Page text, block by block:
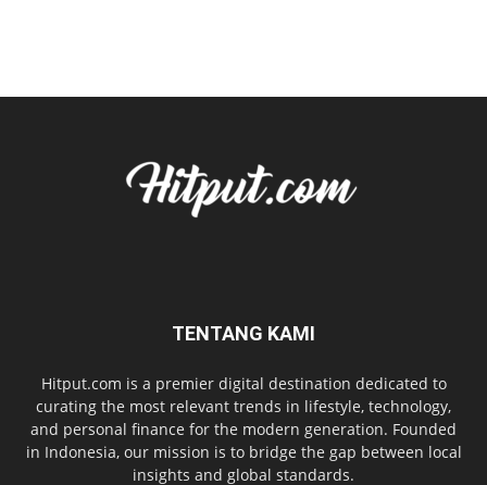
TENTANG KAMI
Hitput.com is a premier digital destination dedicated to
curating the most relevant trends in lifestyle, technology,
and personal finance for the modern generation. Founded
in Indonesia, our mission is to bridge the gap between local
insights and global standards.